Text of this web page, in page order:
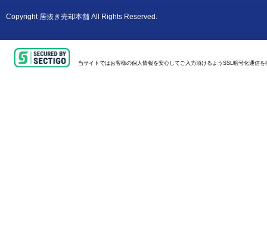
Copyright 居抜き売却本舗 All Rights Reserved.
当サイトではお客様の個人情報を安心してご入力頂けるようSSL暗号化通信